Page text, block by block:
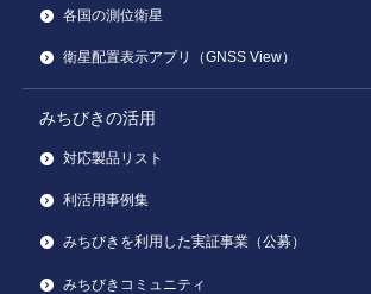
各国の測位衛星
衛星配置表示アプリ（GNSS View）
みちびきの活用
対応製品リスト
利活用事例集
みちびきを利用した実証事業（公募）
みちびきコミュニティ